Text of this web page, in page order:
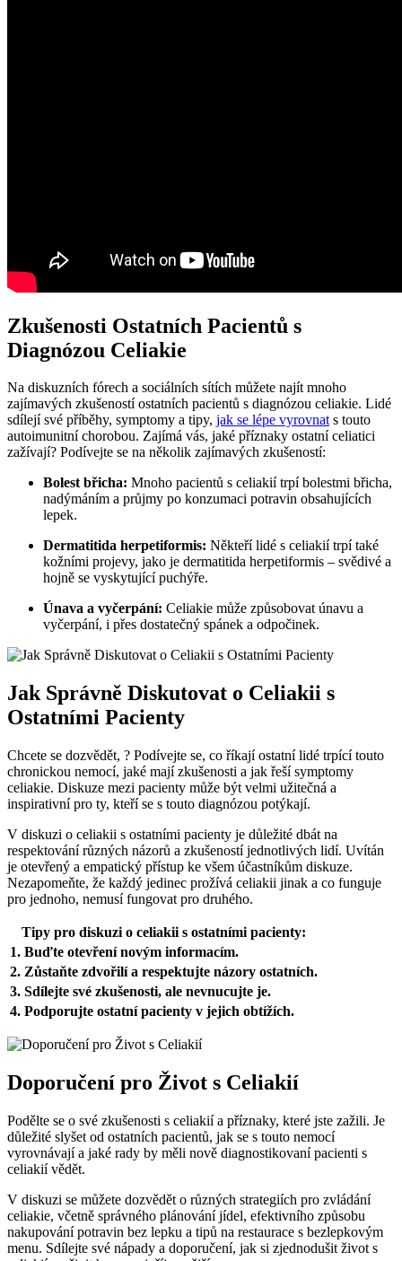
Zkušenosti Ostatních Pacientů s
Diagnózou Celiakie
Na diskuzních fórech a sociálních sítích můžete najít mnoho
zajímavých zkušeností ostatních pacientů s diagnózou celiakie. Lidé
sdílejí své příběhy, symptomy a tipy, jak se lépe vyrovnats touto
autoimunitní chorobou. Zajímá vás, jaké příznaky ostatní celiatici
zažívají? Podívejte se na několik zajímavých zkušeností:
Bolest břicha: Mnoho pacientů s celiakií trpí bolestmi břicha,
nadýmáním a průjmy po konzumaci potravin obsahujících
lepek.
Dermatitida herpetiformis: Někteří lidé s celiakií trpí také
kožními projevy, jako je dermatitida herpetiformis – svědivé a
hojně se vyskytující puchýře.
Únava a vyčerpání: Celiakie může způsobovat únavu a
vyčerpání, i přes dostatečný spánek a odpočinek.
Jak Správně Diskutovat o Celiakii s
Ostatními Pacienty
Chcete se dozvědět, ? Podívejte se, co říkají ostatní lidé trpící touto
chronickou nemocí, jaké mají zkušenosti a jak řeší symptomy
celiakie. Diskuze mezi pacienty může být velmi užitečná a
inspirativní pro ty, kteří se s touto diagnózou potýkají.
V diskuzi o celiakii s ostatními pacienty je důležité dbát na
respektování různých názorů a zkušeností jednotlivých lidí. Uvítán
je otevřený a empatický přístup ke všem účastníkům diskuze.
Nezapomeňte, že každý jedinec prožívá celiakii jinak a co funguje
pro jednoho, nemusí fungovat pro druhého.
Tipy pro diskuzi o celiakii s ostatními pacienty:
1. Buďte otevření novým informacím.
2. Zůstaňte zdvořilí a respektujte názory ostatních.
3. Sdílejte své zkušenosti, ale nevnucujte je.
4. Podporujte ostatní pacienty v jejich obtížích.
Doporučení pro Život s Celiakií
Podělte se o své zkušenosti s celiakií a příznaky, které jste zažili. Je
důležité slyšet od ostatních pacientů, jak se s touto nemocí
vyrovnávají a jaké rady by měli nově diagnostikovaní pacienti s
celiakií vědět.
V diskuzi se můžete dozvědět o různých strategiích pro zvládání
celiakie, včetně správného plánování jídel, efektivního způsobu
nakupování potravin bez lepku a tipů na restaurace s bezlepkovým
menu. Sdílejte své nápady a doporučení, jak si zjednodušit život s